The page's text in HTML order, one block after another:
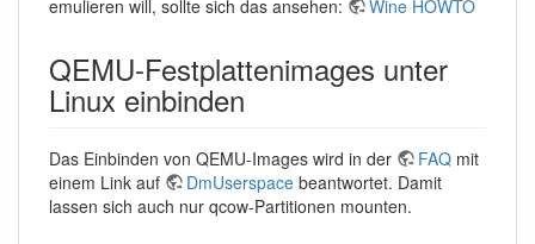
emulieren will, sollte sich das ansehen:
Wine HOWTO
QEMU-Festplattenimages unter
Linux einbinden
Das Einbinden von QEMU-Images wird in der FAQ mit
einem Link auf
DmUserspace beantwortet. Damit
lassen sich auch nur qcow-Partitionen mounten.